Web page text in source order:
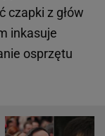
czapki z głów
inkasuje
osprzętu